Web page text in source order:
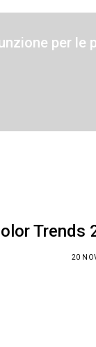
per le
Trends
20